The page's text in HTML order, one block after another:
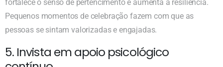
fortalece o senso de pertencimento e aumenta a resiliência.
Pequenos momentos de celebração fazem com que as
pessoas se sintam valorizadas e engajadas.
5. Invista em apoio psicológico